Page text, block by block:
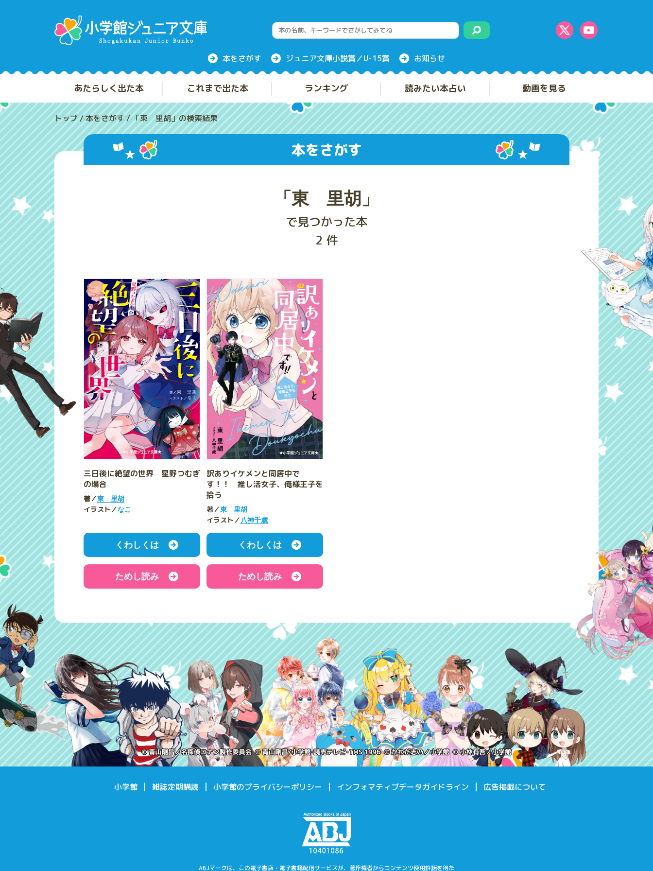
本をさがす ジュニア文庫小説賞／U-15賞 お知らせ
あたらしく出た本 これまで出た本 ランキング 読みたい本占い 動画を見る
トップ/本をさがす/「東 里胡」の検索結果
本をさがす
「東 里胡」
で見つかった本
2 件
三日後に絶望の世界 星野つむぎ
の場合
著／東 里胡
イラスト／なこ
くわしくは
ためし読み
訳ありイケメンと同居中で
す！！ 推し活女子、俺様王子を
拾う
著／東 里胡
イラスト／ 八神千歳
くわしくは
ためし読み
小学館 雑誌定期購読 小学館のプライバシーポリシー インフォマティブデータガイドライン 広告掲載について
ABJマークは、この電子書店・電子書籍配信サービスが、著作権者からコンテンツ使用許諾を得た